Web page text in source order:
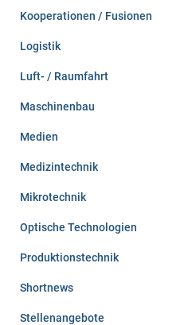
Kooperationen / Fusionen
Logistik
Luft- / Raumfahrt
Maschinenbau
Medien
Medizintechnik
Mikrotechnik
Optische Technologien
Produktionstechnik
Shortnews
Stellenangebote